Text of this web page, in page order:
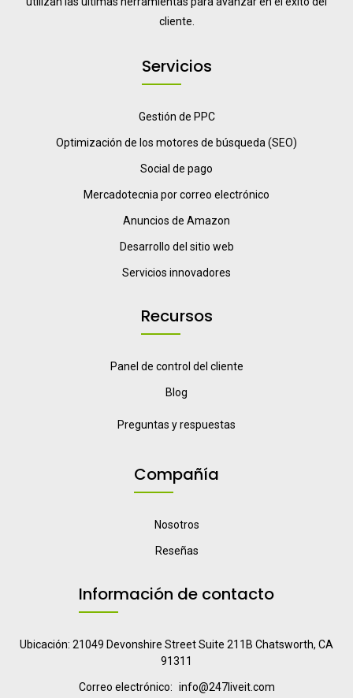
cliente.
Servicios
Gestión de PPC
Optimización de los motores de búsqueda (SEO)
Social de pago
Mercadotecnia por correo electrónico
Anuncios de Amazon
Desarrollo del sitio web
Servicios innovadores
Recursos
Panel de control del cliente
Blog
Preguntas y respuestas
Compañía
Nosotros
Reseñas
Información de contacto
Ubicación: 21049 Devonshire Street Suite 211B Chatsworth, CA
91311
Correo electrónico: info@247liveit.com